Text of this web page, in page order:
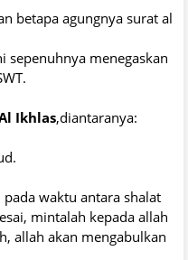
betapa agungnya surat al
sepenuhnya menegaskan
Ikhlas,diantaranya:
waktu antara shalat
mintalah kepada allah
allah akan mengabulkan